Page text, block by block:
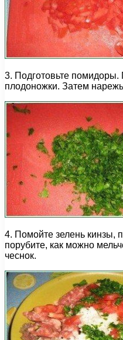
3. Подготовьте помидоры.
плодоножки. Затем
4. Помойте зелень кинзы,
порубите, как можно
чеснок.